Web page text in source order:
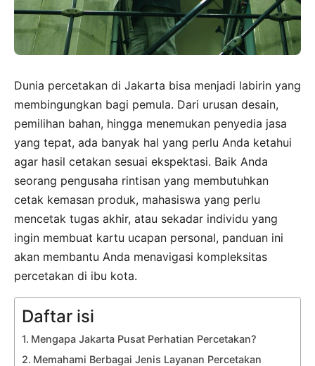
Dunia percetakan di Jakarta bisa menjadi labirin yang
membingungkan bagi pemula. Dari urusan desain,
pemilihan bahan, hingga menemukan penyedia jasa
yang tepat, ada banyak hal yang perlu Anda ketahui
agar hasil cetakan sesuai ekspektasi. Baik Anda
seorang pengusaha rintisan yang membutuhkan
cetak kemasan produk, mahasiswa yang perlu
mencetak tugas akhir, atau sekadar individu yang
ingin membuat kartu ucapan personal, panduan ini
akan membantu Anda menavigasi kompleksitas
percetakan di ibu kota.
Daftar isi
Mengapa Jakarta Pusat Perhatian Percetakan?
Memahami Berbagai Jenis Layanan Percetakan